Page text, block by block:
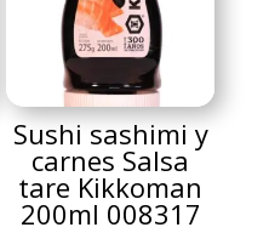
Sushi sashimi y
carnes Salsa
tare Kikkoman
200ml 008317